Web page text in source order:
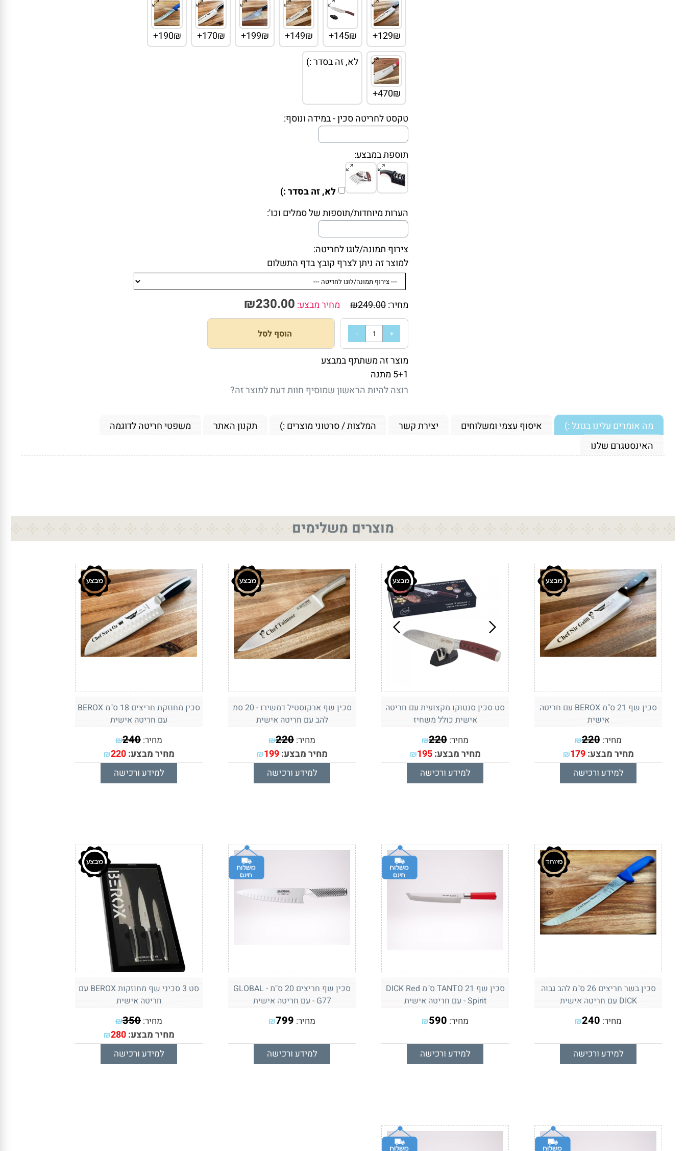
129₪+
145₪+
149₪+
199₪+
170₪+
190₪+
470₪+
לא, זה בסדר :)
טקסט לחריטה סכין - במידה ונוסף:
תוספת במבצע:
לא, זה בסדר :)
הערות מיוחדות/תוספות של סמלים וכו':
צירוף תמונה/לוגו לחריטה:
למוצר זה ניתן לצרף קובץ בדף התשלום
מחיר: ₪249.00 מחיר מבצע: ₪230.00
הוסף לסל
מוצר זה משתתף במבצע
5+1 מתנה
רוצה להיות הראשון שמוסיף חוות דעת למוצר זה?
מה אומרים עלינו בגוגל :) איסוף עצמי ומשלוחים יצירת קשר המלצות / סרטוני מוצרים :) תקנון האתר
משפטי חריטה לדוגמה
האינסטגרם שלנו
מוצרים משלימים
סכין שף 21 ס"מ BEROX עם חריטה
אישית
מחיר: ₪220
מחיר מבצע: ₪179
למידע ורכישה
סט סכין סנטוקו מקצועית עם חריטה
אישית כולל משחיז
מחיר: ₪220
מחיר מבצע: ₪195
למידע ורכישה
סכין שף ארקוסטיל דמשירו - 20 סמ
להב עם חריטה אישית
מחיר: ₪220
מחיר מבצע: ₪199
למידע ורכישה
סכין מחוזקת חריצים 18 ס"מ BEROX
עם חריטה אישית
מחיר: ₪240
מחיר מבצע: ₪220
למידע ורכישה
סכין בשר חריצים 26 ס"מ להב גבוה
DICK עם חריטה אישית
מחיר: ₪240
למידע ורכישה
סכין שף TANTO 21 ס"מ DICK Red
Spirit - עם חריטה אישית
מחיר: ₪590
למידע ורכישה
סכין שף חריצים 20 ס"מ GLOBAL -
G77 - עם חריטה אישית
מחיר: ₪799
למידע ורכישה
סט 3 סכיני שף מחוזקות BEROX עם
חריטה אישית
מחיר: ₪350
מחיר מבצע: ₪280
למידע ורכישה